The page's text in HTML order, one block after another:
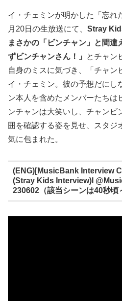
イ・チェミンが明かした「忘れ
月20日の生放送にて、 Stray
まさかの「ビンチャン」と間違
ずビンチャンさん！」
とチャン
自身のミスに気づき、「チャン
イ・チェミン。彼の予想だにし
ン本人を含めたメンバーたちは
ンチャンは大笑いし、チャンビ
囲を確認する姿を見せ、スタジ
気に包まれた。
(ENG)[MusicBank Interview
(Stray Kids Interview)l
230602（該当シーンは40秒頃